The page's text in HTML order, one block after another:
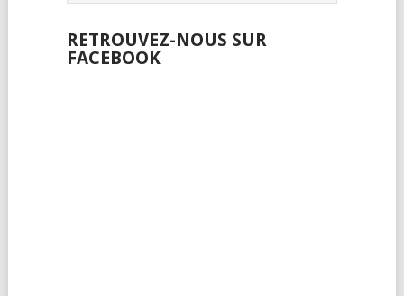
RETROUVEZ-NOUS SUR
FACEBOOK